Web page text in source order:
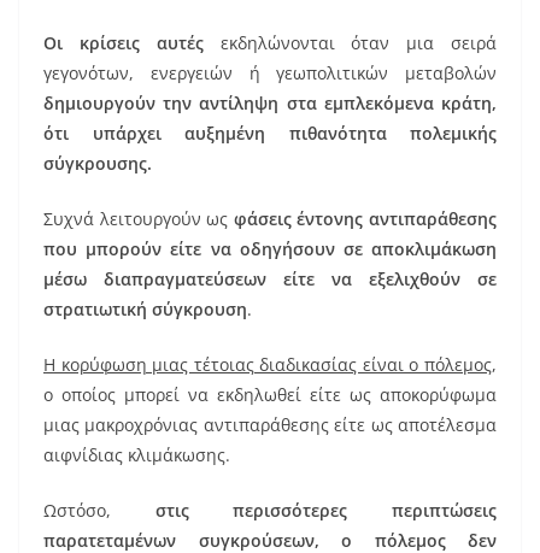
Οι κρίσεις αυτέςεκδηλώνονται όταν μια σειρά
γεγονότων, ενεργειών ή γεωπολιτικών μεταβολών
δημιουργούν την αντίληψη στα εμπλεκόμενα κράτη,
ότι υπάρχει αυξημένη πιθανότητα πολεμικής
σύγκρουσης.
Συχνά λειτουργούν ως φάσεις έντονης αντιπαράθεσης
που μπορούν είτε να οδηγήσουν σε αποκλιμάκωση
μέσω διαπραγματεύσεων είτε να εξελιχθούν σε
στρατιωτική σύγκρουση.
Η κορύφωση μιας τέτοιας διαδικασίας είναι ο πόλεμος,
ο οποίος μπορεί να εκδηλωθεί είτε ως αποκορύφωμα
μιας μακροχρόνιας αντιπαράθεσης είτε ως αποτέλεσμα
αιφνίδιας κλιμάκωσης.
Ωστόσο, στις περισσότερες περιπτώσεις
παρατεταμένων συγκρούσεων, ο πόλεμος δεν